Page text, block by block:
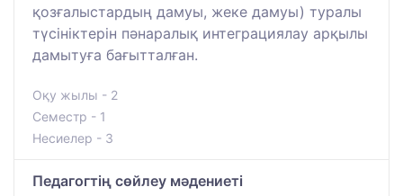
қозғалыстардың дамуы, жеке дамуы) туралы
түсініктерін пәнаралық интеграциялау арқылы
дамытуға бағытталған.
Оқу жылы - 2
Семестр - 1
Несиелер - 3
Педагогтің сөйлеу мәдениеті